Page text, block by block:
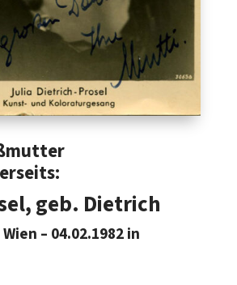
geb. Dietrich
– 04.02.1982 in